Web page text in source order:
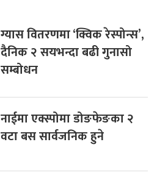
ग्यास वितरणमा ‘क्विक रेस्पोन्स’,
दैनिक २ सयभन्दा बढी गुनासो
सम्बोधन
नाईमा एक्स्पोमा डोङफेङका २
वटा बस सार्वजनिक हुने